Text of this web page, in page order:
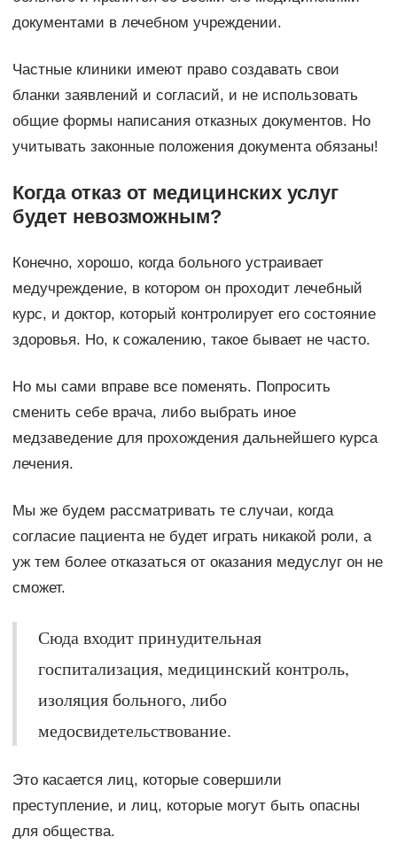
документами в лечебном учреждении.
Частные клиники имеют право создавать свои
бланки заявлений и согласий, и не использовать
общие формы написания отказных документов. Но
учитывать законные положения документа обязаны!
Когда отказ от медицинских услуг
будет невозможным?
Конечно, хорошо, когда больного устраивает
медучреждение, в котором он проходит лечебный
курс, и доктор, который контролирует его состояние
здоровья. Но, к сожалению, такое бывает не часто.
Но мы сами вправе все поменять. Попросить
сменить себе врача, либо выбрать иное
медзаведение для прохождения дальнейшего курса
лечения.
Мы же будем рассматривать те случаи, когда
согласие пациента не будет играть никакой роли, а
уж тем более отказаться от оказания медуслуг он не
сможет.
Сюда входит принудительная
госпитализация, медицинский контроль,
изоляция больного, либо
медосвидетельствование.
Это касается лиц, которые совершили
преступление, и лиц, которые могут быть опасны
для общества.